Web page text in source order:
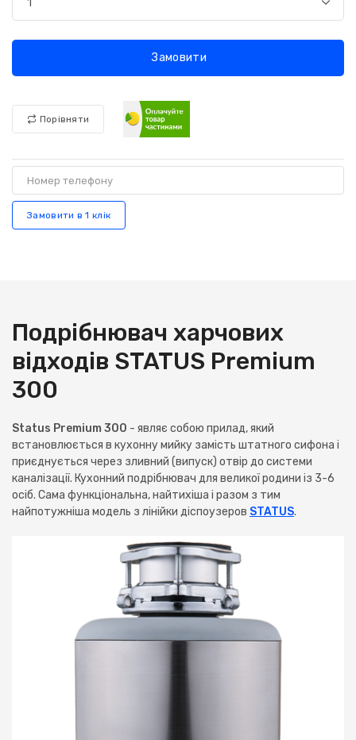
Замовити
Порівняти
Замовити в 1 клік
Подрібнювач харчових
відходів STATUS Premium
300
Status Premium 300 - являє собою прилад, який
встановлюється в кухонну мийку замість штатного сифона і
приєднується через зливний (випуск) отвір до системи
каналізації. Кухонний подрібнювач для великої родини із 3-6
осіб. Сама функціональна, найтихіша і разом з тим
найпотужніша модель з лінійки діспоузеров STATUS.